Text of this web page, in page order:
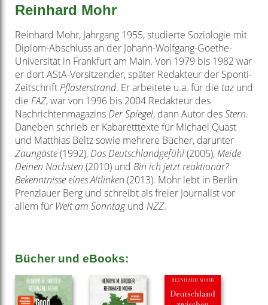
Reinhard Mohr
Reinhard Mohr, Jahrgang 1955, studierte Soziologie mit
Diplom-Abschluss an der Johann-Wolfgang-Goethe-
Universität in Frankfurt am Main. Von 1979 bis 1982 war
er dort AStA-Vorsitzender, später Redakteur der Sponti-
Zeitschrift Pflasterstrand. Er arbeitete u.a. für die tazund
die FAZ, war von 1996 bis 2004 Redakteur des
Nachrichtenmagazins Der Spiegel, dann Autor desStern.
Daneben schrieb er Kabaretttexte für Michael Quast
und Matthias Beltz sowie mehrere Bücher, darunter
Zaungäste(1992), Das Deutschlandgefühl(2005), Meide
Deinen Nächsten (2010) und Bin ich jetzt reaktionär?
Bekenntnisse eines Altlinken (2013). Mohr lebt in Berlin
Prenzlauer Berg und schreibt als freier Journalist vor
allem für Welt am Sonntagund NZZ.
Bücher und eBooks: